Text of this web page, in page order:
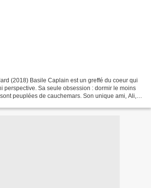
(2018) Basile Caplain est un greffé du coeur qui
perspective. Sa seule obsession : dormir le moins
peuplées de cauchemars. Son unique ami, Ali, le